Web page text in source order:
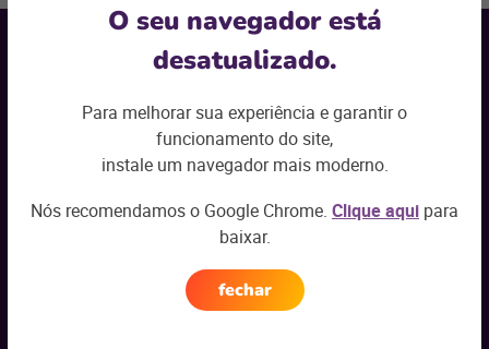
O seu navegador está
desatualizado.
Para melhorar sua experiência e garantir o
funcionamento do site,
instale um navegador mais moderno.
Nós recomendamos o Google Chrome. Clique aqui para
baixar.
fechar
Receba nossas
novidades por e-mail
Seu e-mail *
Esses dados serão utilizados nos termos do nosso